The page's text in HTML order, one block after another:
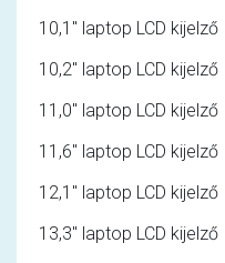
10,1" laptop LCD kijelző
10,2" laptop LCD kijelző
11,0" laptop LCD kijelző
11,6" laptop LCD kijelző
12,1" laptop LCD kijelző
13,3" laptop LCD kijelző